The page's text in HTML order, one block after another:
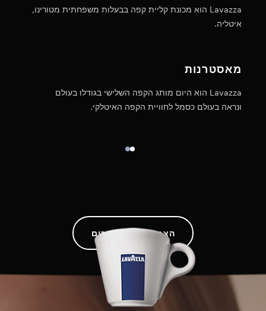
Lavazza הוא מכונת קליית קפה בבעלות משפחתית מטורינו,
איטליה.
מאסטרנות
Lavazza הוא היום מותג הקפה השלישי בגודלו בעולם
ונראה בעולם כסמל לחוויית הקפה האיטלקי.
הצג את כל המוצרים